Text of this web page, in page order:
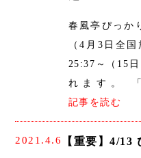
春風亭ぴっか
（4月3日全
25:37～（15
れます。
記事を読む
2021.4.6 【重要】4/